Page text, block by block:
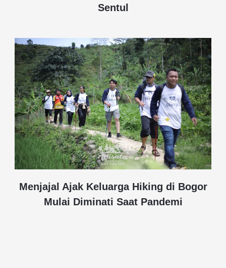
Sentul
Menjajal Ajak Keluarga Hiking di Bogor
Mulai Diminati Saat Pandemi